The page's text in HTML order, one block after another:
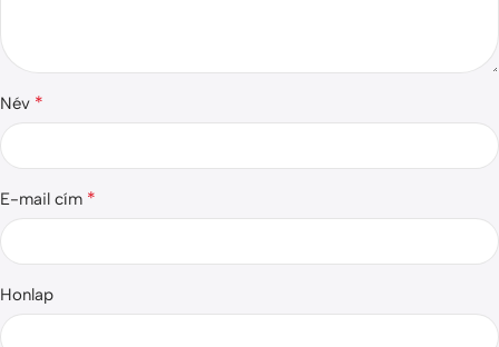
Név *
E-mail cím *
Honlap